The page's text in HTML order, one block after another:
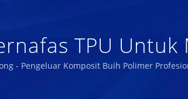
TPU
Haba Yang
- Pengeluar Komposit Buih Polimer